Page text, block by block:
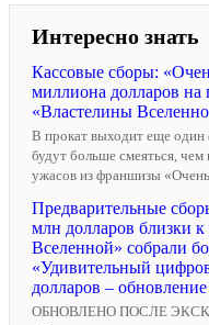
Интересно знать
Кассовые сборы:
миллиона долларов на
«Властелины
В прокат выходит еще один
будут больше смеяться,
ужасов из франшизы «Очень
Предварительные
млн долларов близки
Вселенной» собрали
«Удивительный
долларов –
ОБНОВЛЕНО ПОСЛЕ